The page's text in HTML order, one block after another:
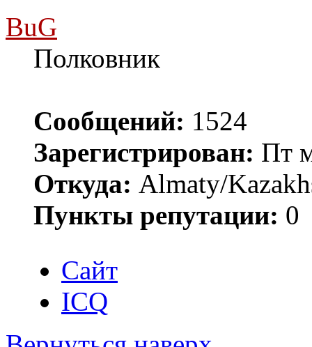
BuG
Полковник
Сообщений: 1524
Зарегистрирован: Пт
Откуда: Almaty/
Пункты репутации: 0
Сайт
ICQ